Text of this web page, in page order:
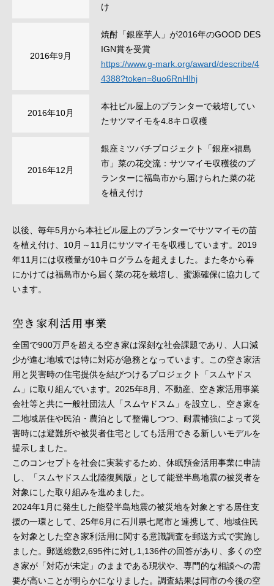
け
2016年9月
焼酎「銀座芋人」が2016年のGOOD DES
IGN賞を受賞
https://www.g-mark.org/award/describe/4
4388?token=8uo6RnHIhj
2016年10月
本社ビル屋上のプランターで栽培してい
たサツマイモを4.8キロ収穫
2016年12月
銀座ミツバチプロジェクト「銀座×福島
市」菜の花交流：サツマイモ収穫後のプ
ランターに福島市から届けられた菜の花
を植え付け
以後、毎年5月から本社ビル屋上のプランターでサツマイモの苗
を植え付け、10月～11月にサツマイモを収穫しています。2019
年11月には収穫量が10キログラムを超えました。また冬から春
にかけては福島市から届く菜の花を栽培し、蜜源確保に協力して
います。
空き家利活用事業
全国で900万戸を超える空き家は深刻な社会課題であり、人口減
少が進む地域では特に対応が急務となっています。この空き家活
用と災害時の住宅提供を結びつけるプロジェクト「スムヤドス
ム」に取り組んでいます。2025年8月、不動産、空き家活用事業
会社等と共に一般社団法人「スムヤドスム」を設立し、空き家を
二地域居住や民泊・農泊として整備しつつ、耐震補強によって災
害時には避難所や被災者住宅としても活用できる新しいモデルを
提示しました。
このコンセプトを社会に実装するため、休眠預金活用事業に申請
し、「スムヤドスム北陸復興版」として能登半島地震の被災者を
対象にした取り組みを進めました。
2024年1月に発生した能登半島地震の被災地を対象とする居住支
援の一環として、25年6月に石川県七尾市と連携して、地域住民
を対象とした空き家利活用に関する意識調査を郵送方式で実施し
ました。郵送総数2,695件に対し1,136件の回答があり、多くの空
き家が「対応が未定」のままである現状や、専門的な相談への需
要が高いことが明らかになりました。調査結果は同市の今後の空